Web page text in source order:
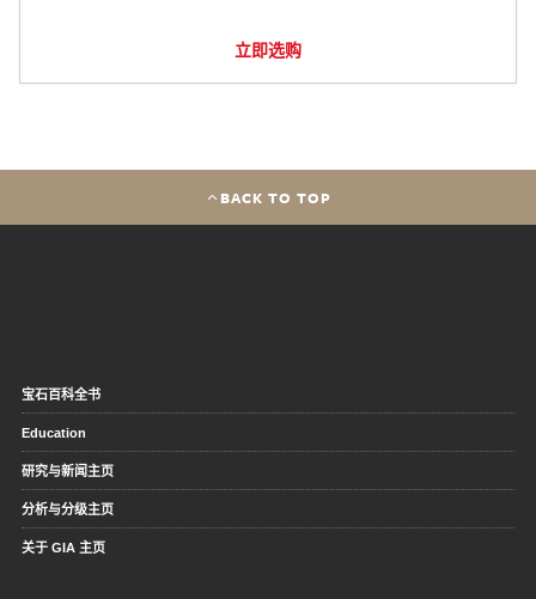
立即选购
BACK TO TOP
宝石百科全书
Education
研究与新闻主页
分析与分级主页
关于 GIA 主页